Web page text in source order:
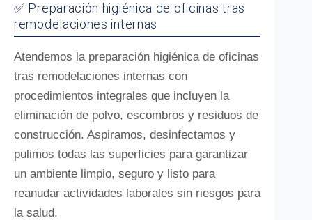
✅ Preparación higiénica de oficinas tras
remodelaciones internas
Atendemos la preparación higiénica de oficinas
tras remodelaciones internas con
procedimientos integrales que incluyen la
eliminación de polvo, escombros y residuos de
construcción. Aspiramos, desinfectamos y
pulimos todas las superficies para garantizar
un ambiente limpio, seguro y listo para
reanudar actividades laborales sin riesgos para
la salud.